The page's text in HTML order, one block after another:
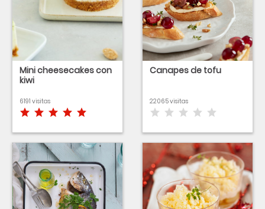
Mini cheesecakes con
kiwi
6191 visitas
Canapes de tofu
22065 visitas